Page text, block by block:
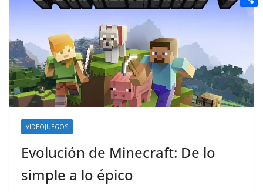
VIDEOJUEGOS
Evolución de Minecraft: De lo
simple a lo épico
n
s
t
a
i
t
p
a
r